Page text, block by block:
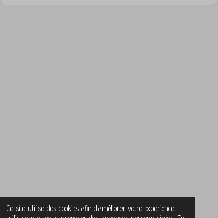
Ce site utilise des cookies afin d’améliorer votre expérience